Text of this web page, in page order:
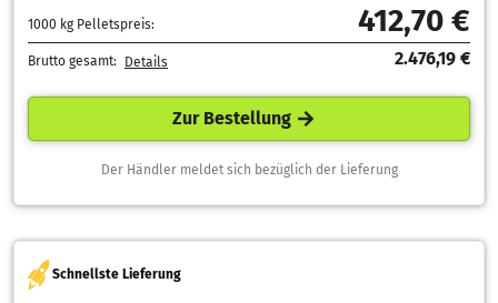
1000 kg Pelletspreis: 412,70 €
Brutto gesamt: Details 2.476,19 €
Zur Bestellung
Der Händler meldet sich bezüglich der Lieferung
Schnellste Lieferung